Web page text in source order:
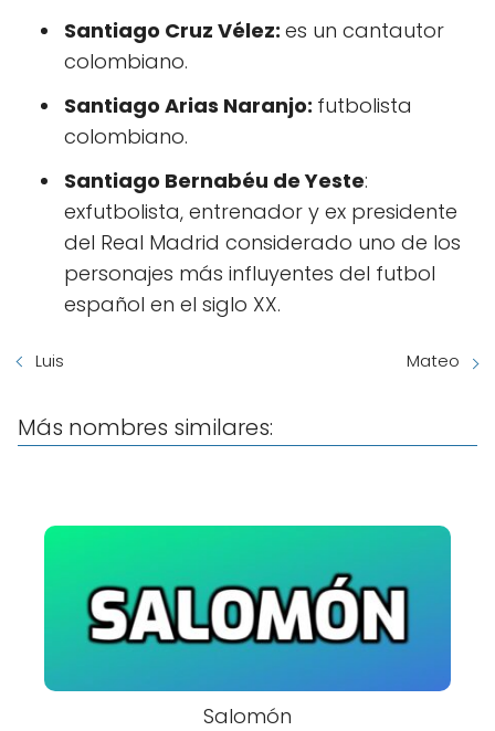
Santiago Cruz Vélez: es un cantautor
colombiano.
Santiago Arias Naranjo: futbolista
colombiano.
Santiago Bernabéu de Yeste: ​
exfutbolista, entrenador y ex presidente
del Real Madrid considerado uno de los
personajes más influyentes del futbol
español en el siglo XX.
Luis Mateo
Más nombres similares:
Salomón